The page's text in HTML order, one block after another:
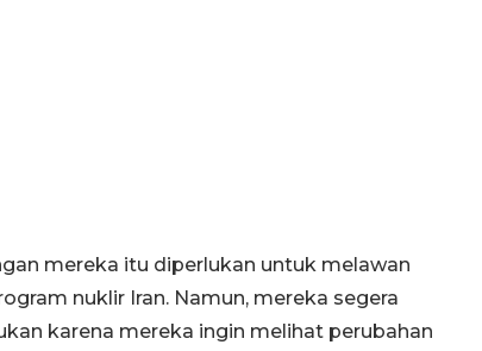
mereka itu diperlukan untuk melawan
nuklir Iran. Namun, mereka segera
karena mereka ingin melihat perubahan